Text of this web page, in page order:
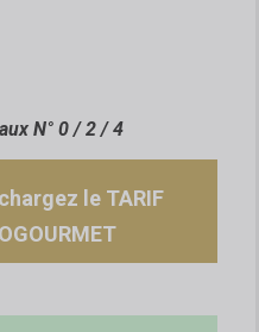
N° 0 / 2 / 4
le TARIF